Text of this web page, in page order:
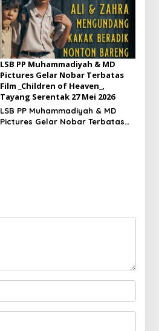
LSB PP Muhammadiyah & MD
Pictures Gelar Nobar Terbatas
Film _Children of Heaven_,
Tayang Serentak 27 Mei 2026
LSB PP Muhammadiyah & MD
Pictures Gelar Nobar Terbatas